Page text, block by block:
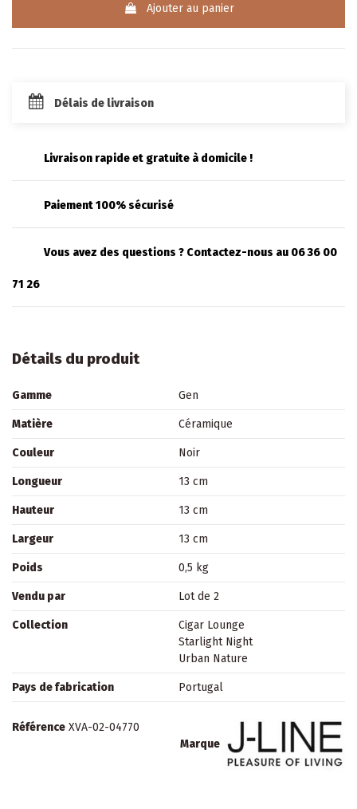
Ajouter au panier
Délais de livraison
Livraison rapide et gratuite à domicile !
Paiement 100% sécurisé
Vous avez des questions ? Contactez-nous au 06 36 00
71 26
Détails du produit
Gamme Gen
Matière Céramique
Couleur Noir
Longueur 13 cm
Hauteur 13 cm
Largeur 13 cm
Poids 0,5 kg
Vendu par Lot de 2
Collection
Cigar Lounge
Starlight Night
Urban Nature
Pays de fabrication Portugal
Marque
Référence XVA-02-04770